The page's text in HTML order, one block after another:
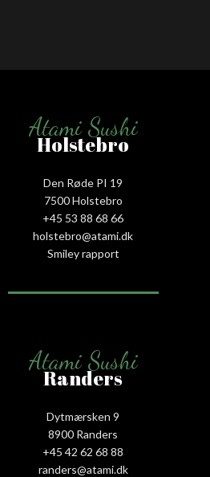
Atami Sushi
Holstebro
Den Røde PI 19
7500 Holstebro
+45 53 88 68 66
holstebro@atami.dk
Smiley rapport
Atami Sushi
Randers
Dytmærsken 9
8900 Randers
+45 42 62 68 88
randers@atami.dk